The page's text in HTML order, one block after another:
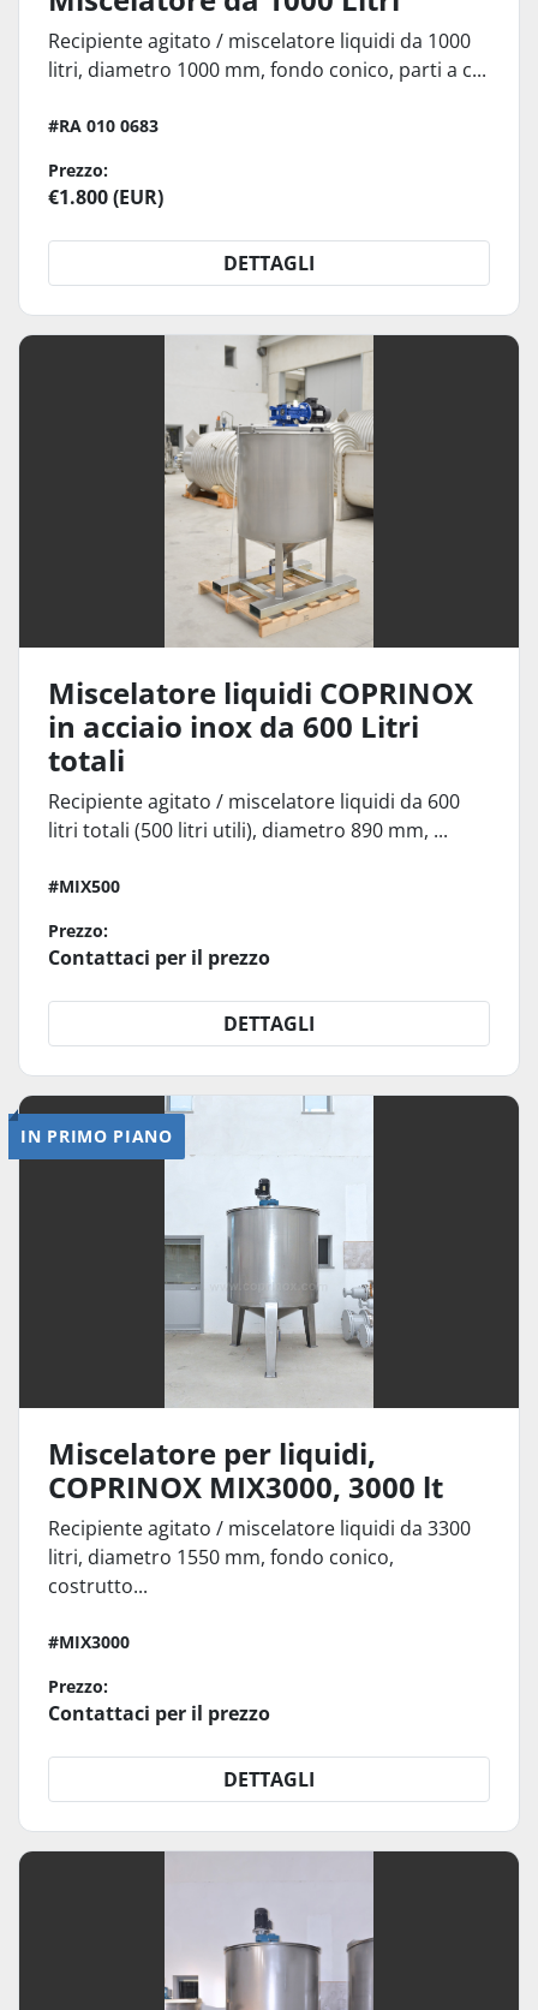
Recipiente agitato / miscelatore liquidi da 1000
litri, diametro 1000 mm, fondo conico, parti a c...
#RA 010 0683
Prezzo:
€1.800 (EUR)
DETTAGLI
Miscelatore liquidi COPRINOX
in acciaio inox da 600 Litri
totali
Recipiente agitato / miscelatore liquidi da 600
litri totali (500 litri utili), diametro 890 mm, ...
#MIX500
Prezzo:
Contattaci per il prezzo
DETTAGLI
IN PRIMO PIANO
Miscelatore per liquidi,
COPRINOX MIX3000, 3000 lt
Recipiente agitato / miscelatore liquidi da 3300
litri, diametro 1550 mm, fondo conico,
costrutto...
#MIX3000
Prezzo:
Contattaci per il prezzo
DETTAGLI